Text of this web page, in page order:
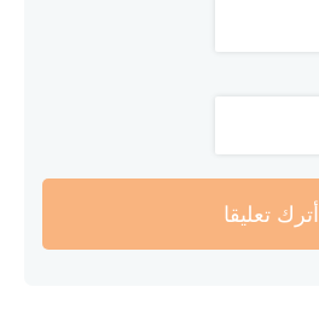
أترك تعليقا